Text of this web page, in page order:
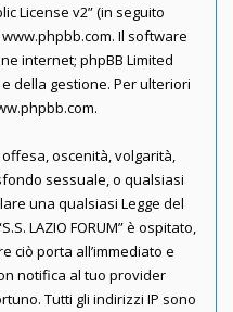
License v2” (in seguito
www.phpbb.com. Il software
internet; phpBB Limited
della gestione. Per ulteriori
.
oscenità, volgarità,
sessuale, o qualsiasi
una qualsiasi Legge del
LAZIO FORUM” è ospitato,
ciò porta all’immediato e
notifica al tuo provider
Tutti gli indirizzi IP sono